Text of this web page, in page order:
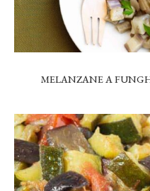
MELANZANE A